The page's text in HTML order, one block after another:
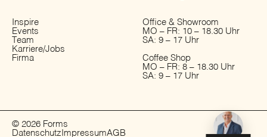
Inspire
Events
Team
Karriere/Jobs
Firma
Office & Showroom
MO – FR: 10 – 18.30 Uhr
SA: 9 – 17 Uhr
Coffee Shop
MO – FR: 8 – 18.30 Uhr
SA: 9 – 17 Uhr
© 2026 Forms
Datenschutz ImpressumAGB